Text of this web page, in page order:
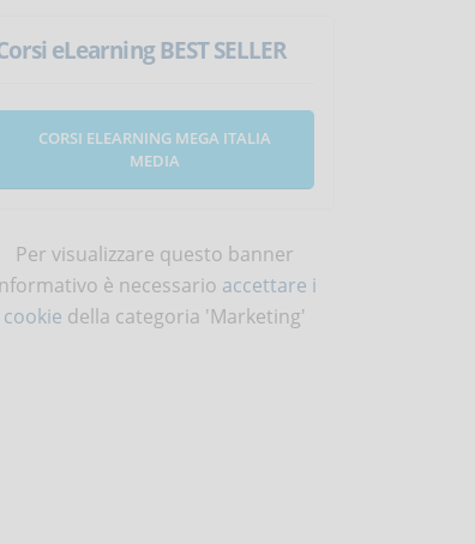
eLearning BEST SELLER
CORSI ELEARNING MEGA ITALIA
MEDIA
Per visualizzare questo banner
è necessario accettare i
cookie della categoria 'Marketing'